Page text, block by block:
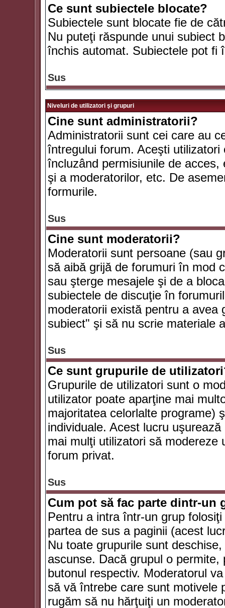
Ce sunt subiectele blocate?
Subiectele sunt blocate fie de
Nu puteţi răspunde unui subiect
închis automat. Subiectele pot fi
Sus
Niveluri de utilizatori şi grupuri
Cine sunt administratorii?
Administratorii sunt cei care au
întregului forum. Aceşti
încluzând permisiunile de
şi a moderatorilor, etc. De
formurile.
Sus
Cine sunt moderatorii?
Moderatorii sunt persoane (sau
să aibă grijă de forumuri în mod
sau şterge mesajele şi de a
subiectele de discuţie în
moderatorii există pentru a avea
subiect" şi să nu scrie materiale
Sus
Ce sunt grupurile de
Grupurile de utilizatori sunt o
utilizator poate aparţine mai
majoritatea celorlalte programe)
individuale. Acest lucru
mai mulţi utilizatori să
forum privat.
Sus
Cum pot să fac parte dintr-un
Pentru a intra într-un grup
partea de sus a paginii (acest
Nu toate grupurile sunt
ascunse. Dacă grupul o
butonul respectiv. Moderatorul
să vă întrebe care sunt motivele
rugăm să nu hărţuiţi un